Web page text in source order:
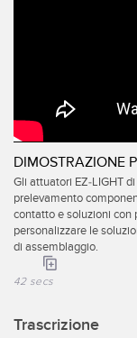
3D Time-of-Flight
Sensori radar
Sensori a
Amplificatori a fibra
Monitoraggio delle
preventiva
Monitoraggio
Monitoraggio/
Overall Equipment
Richiesta di
DIMOSTRAZIONE
Gli attuatori EZ-LIGHT
prelevamento
contatto e soluzioni con
personalizzare le
di assemblaggio.
42 secs
Trascrizione